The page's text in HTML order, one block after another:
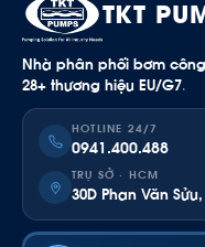
TKT
Nhà phân phối bơm
28+ thương hiệu EU/G7.
HOTLINE 24/7
0941.400.488
TRỤ SỞ · HCM
30D Phan Văn Sửu,